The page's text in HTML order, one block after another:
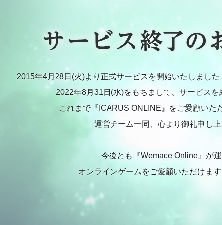
2015年4月28日(火)より正式サービスを開始いたしまし
2022年8月31日(水)をもちまして、サービス
これまで『ICARUS ONLINE』をご愛顧いた
運営チーム一同、心より御礼申し
今後とも『Wemade Online』が
オンラインゲームをご愛顧いただけま